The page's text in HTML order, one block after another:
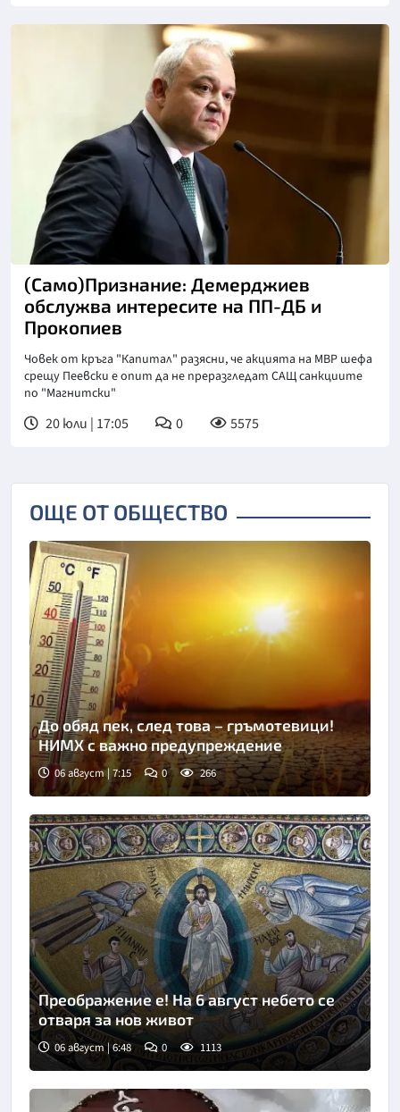
Снимка: БТА
(Само)Признание: Демерджиев
обслужва интересите на ПП-ДБ и
Прокопиев
Човек от кръга "Капитал" разясни, че акцията на МВР шефа
срещу Пеевски е опит да не преразгледат САЩ санкциите
по "Магнитски"
20 юли | 17:05 0 5575
ОЩЕ ОТ ОБЩЕСТВО
До обяд пек, след това – гръмотевици!
НИМХ с важно предупреждение
06 август | 7:15 0 266
Преображение е! На 6 август небето се
отваря за нов живот
06 август | 6:48 0 1113